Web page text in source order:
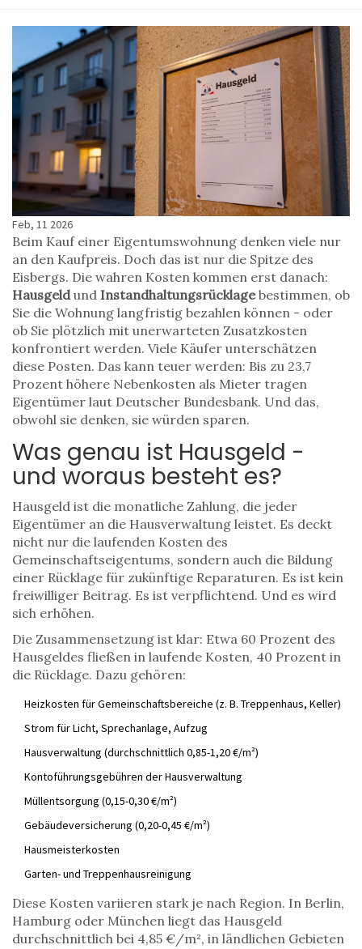
Feb, 11 2026
Beim Kauf einer Eigentumswohnung denken viele nur
an den Kaufpreis. Doch das ist nur die Spitze des
Eisbergs. Die wahren Kosten kommen erst danach:
Hausgeldund Instandhaltungsrücklagebestimmen, ob
Sie die Wohnung langfristig bezahlen können - oder
ob Sie plötzlich mit unerwarteten Zusatzkosten
konfrontiert werden. Viele Käufer unterschätzen
diese Posten. Das kann teuer werden: Bis zu 23,7
Prozent höhere Nebenkosten als Mieter tragen
Eigentümer laut Deutscher Bundesbank. Und das,
obwohl sie denken, sie würden sparen.
Was genau ist Hausgeld -
und woraus besteht es?
Hausgeld ist die monatliche Zahlung, die jeder
Eigentümer an die Hausverwaltung leistet. Es deckt
nicht nur die laufenden Kosten des
Gemeinschaftseigentums, sondern auch die Bildung
einer Rücklage für zukünftige Reparaturen. Es ist kein
freiwilliger Beitrag. Es ist verpflichtend. Und es wird
sich erhöhen.
Die Zusammensetzung ist klar: Etwa 60 Prozent des
Hausgeldes fließen in laufende Kosten, 40 Prozent in
die Rücklage. Dazu gehören:
Heizkosten für Gemeinschaftsbereiche (z. B. Treppenhaus, Keller)
Strom für Licht, Sprechanlage, Aufzug
Hausverwaltung (durchschnittlich 0,85-1,20 €/m²)
Kontoführungsgebühren der Hausverwaltung
Müllentsorgung (0,15-0,30 €/m²)
Gebäudeversicherung (0,20-0,45 €/m²)
Hausmeisterkosten
Garten- und Treppenhausreinigung
Diese Kosten variieren stark je nach Region. In Berlin,
Hamburg oder München liegt das Hausgeld
durchschnittlich bei 4,85 €/m², in ländlichen Gebieten